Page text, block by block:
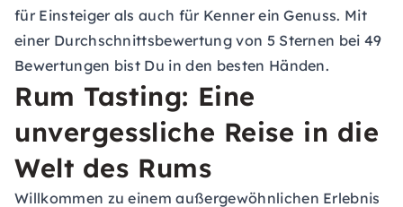
für Einsteiger als auch für Kenner ein Genuss. Mit
einer Durchschnittsbewertung von 5 Sternen bei 49
Bewertungen bist Du in den besten Händen.
Rum Tasting: Eine
unvergessliche Reise in die
Welt des Rums
Willkommen zu einem außergewöhnlichen Erlebnis